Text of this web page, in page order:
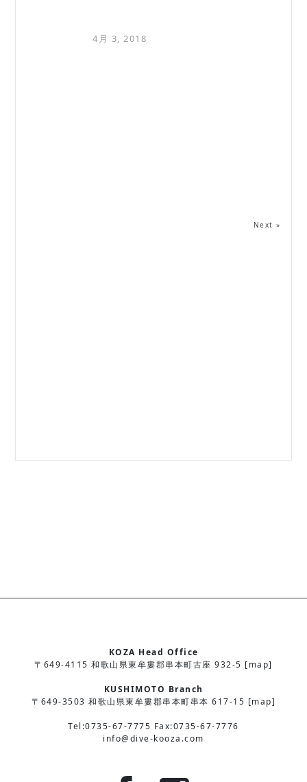
4月 3, 2018
Next »
KOZA Head Office
〒649-4115 和歌山県東牟婁郡串本町古座 932-5 [map]
KUSHIMOTO Branch
〒649-3503 和歌山県東牟婁郡串本町串本 617-15 [map]
Tel:0735-67-7775 Fax:0735-67-7776
info@dive-kooza.com